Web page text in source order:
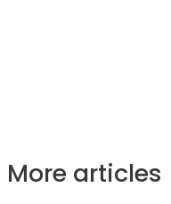
More articles